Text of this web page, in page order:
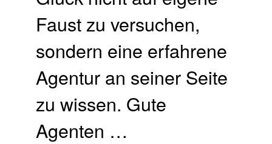
Faust zu versuchen,
sondern eine erfahrene
Agentur an seiner Seite
zu wissen. Gute
Agenten …